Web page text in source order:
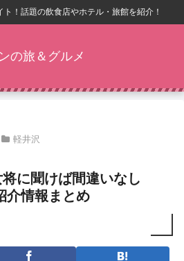
！話題の飲食店やホテル・旅館を紹介！
の旅＆グルメ
軽井沢
将に聞けば間違いなし
介情報まとめ